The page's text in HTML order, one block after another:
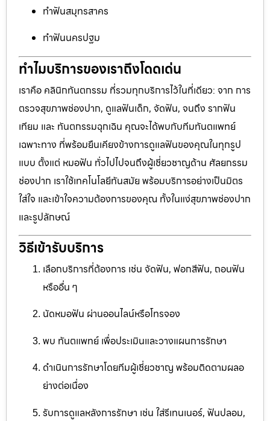
ทำฟันสมุทรสาคร
ทำฟันนครปฐม
ทำไมบริการของเราถึงโดดเด่น
เราคือ คลินิกทันตกรรม ที่รวมทุกบริการไว้ในที่เดียว: จาก การ
ตรวจสุขภาพช่องปาก, ดูแลฟันเด็ก, จัดฟัน, จนถึง รากฟัน
เทียม และ ทันตกรรมฉุกเฉิน คุณจะได้พบกับทีมทันตแพทย์
เฉพาะทาง ที่พร้อมยืนเคียงข้างการดูแลฟันของคุณในทุกรูป
แบบ ตั้งแต่ หมอฟัน ทั่วไปไปจนถึงผู้เชี่ยวชาญด้าน ศัลยกรรม
ช่องปาก เราใช้เทคโนโลยีทันสมัย พร้อมบริการอย่างเป็นมิตร
ใส่ใจ และเข้าใจความต้องการของคุณ ทั้งในแง่สุขภาพช่องปาก
และรูปลักษณ์
วิธีเข้ารับบริการ
เลือกบริการที่ต้องการ เช่น จัดฟัน, ฟอกสีฟัน, ถอนฟัน
หรืออื่น ๆ
นัดหมอฟัน ผ่านออนไลน์หรือโทรจอง
พบ ทันตแพทย์ เพื่อประเมินและวางแผนการรักษา
ดำเนินการรักษาโดยทีมผู้เชี่ยวชาญ พร้อมติดตามผลอ
ย่างต่อเนื่อง
รับการดูแลหลังการรักษา เช่น ใส่รีเทนเนอร์, ฟันปลอม,